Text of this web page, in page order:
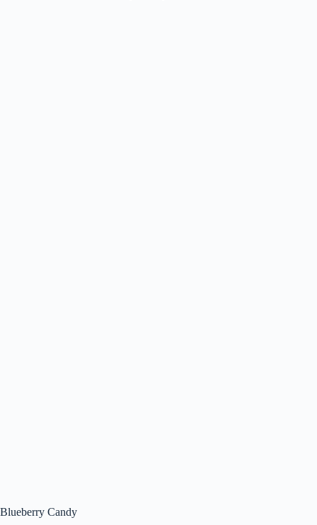
Blueberry Candy